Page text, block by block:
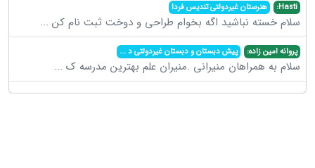
Hasti: هنرستان غیردولتی تندیس فردا
سلام خسته نباشید اگه بخوام طراحی و دوخت ثبت نام کن ...
پروانه امین زاده: پیش دبستان و دبستان غیردولتی د...
سلام به همراهان منیرانی .منیران علم بهترین مدرسه ک ...